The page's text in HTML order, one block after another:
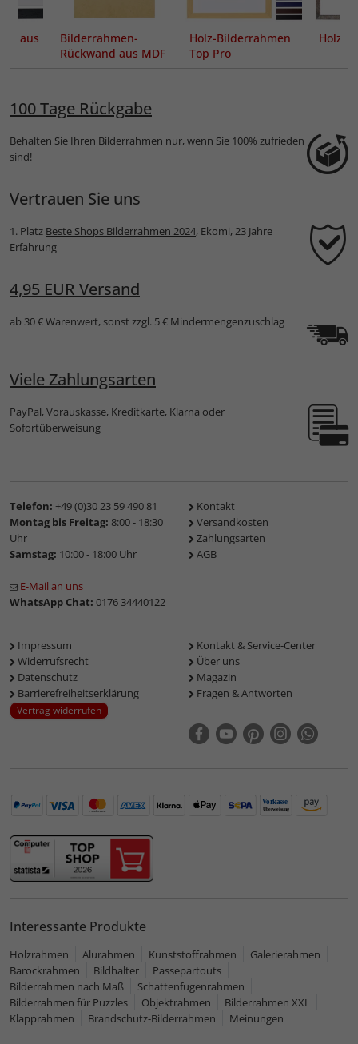
aus
Bilderrahmen-
Rückwand aus MDF
Holz-Bilderrahmen
Top Pro
100 Tage Rückgabe
Behalten Sie Ihren Bilderrahmen nur, wenn Sie 100% zufrieden
sind!
Vertrauen Sie uns
1. Platz Beste Shops Bilderrahmen 2024, Ekomi, 23 Jahre
Erfahrung
4,95 EUR Versand
ab 30 € Warenwert, sonst zzgl. 5 € Mindermengenzuschlag
Viele Zahlungsarten
PayPal, Vorauskasse, Kreditkarte, Klarna oder
Sofortüberweisung
Telefon: +49 (0)30 23 59 490 81
Montag bis Freitag: 8:00 - 18:30
Uhr
Samstag: 10:00 - 18:00 Uhr
E-Mail an uns
WhatsApp Chat: 0176 34440122
Kontakt
Versandkosten
Zahlungsarten
AGB
Impressum
Widerrufsrecht
Datenschutz
Barrierefreiheitserklärung
Vertrag widerrufen
Kontakt & Service-Center
Über uns
Magazin
Fragen & Antworten
Interessante Produkte
Holzrahmen Alurahmen Kunststoffrahmen
Galerierahmen
Barockrahmen
Bildhalter
Passepartouts
Bilderrahmen nach Maß
Schattenfugenrahmen
Bilderrahmen für Puzzles
Objektrahmen
Bilderrahmen XXL
Klapprahmen
Brandschutz-Bilderrahmen Meinungen